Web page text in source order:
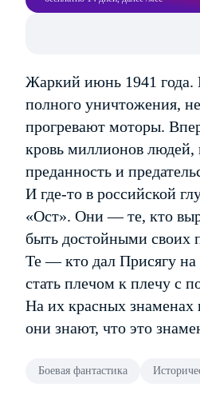
Жаркий июнь 1941 года.
полного уничтожения,
прогревают моторы.
кровь миллионов людей,
преданность и
И где-то в российской
«Ост». Они — те, кто
быть достойными своих
Те — кто дал Присягу на
стать плечом к плечу с
На их красных
они знают, что это
Боевая фантастика